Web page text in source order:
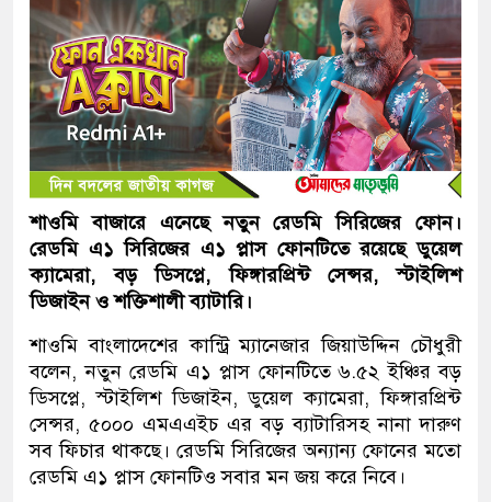
শাওমি বাজারে এনেছে নতুন রেডমি সিরিজের ফোন।
রেডমি এ১ সিরিজের এ১ প্লাস ফোনটিতে রয়েছে ডুয়েল
ক্যামেরা, বড় ডিসপ্লে, ফিঙ্গারপ্রিন্ট সেন্সর, স্টাইলিশ
ডিজাইন ও শক্তিশালী ব্যাটারি।
শাওমি বাংলাদেশের কান্ট্রি ম্যানেজার জিয়াউদ্দিন চৌধুরী
বলেন, নতুন রেডমি এ১ প্লাস ফোনটিতে ৬.৫২ ইঞ্চির বড়
ডিসপ্লে, স্টাইলিশ ডিজাইন, ডুয়েল ক্যামেরা, ফিঙ্গারপ্রিন্ট
সেন্সর, ৫০০০ এমএএইচ এর বড় ব্যাটারিসহ নানা দারুণ
সব ফিচার থাকছে। রেডমি সিরিজের অন্যান্য ফোনের মতো
রেডমি এ১ প্লাস ফোনটিও সবার মন জয় করে নিবে।